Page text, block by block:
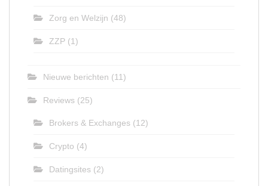
Zorg en Welzijn (48)
ZZP (1)
Nieuwe berichten (11)
Reviews (25)
Brokers & Exchanges (12)
Crypto (4)
Datingsites (2)